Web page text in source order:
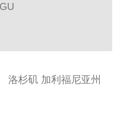
洛杉矶 加利福尼亚州